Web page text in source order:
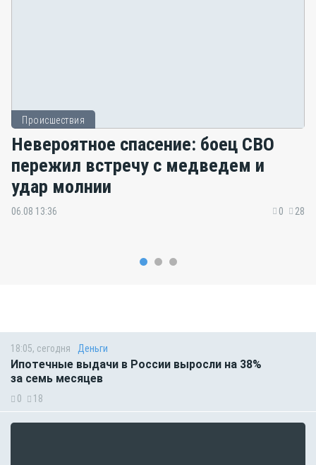
Происшествия
Невероятное спасение: боец СВО
пережил встречу с медведем и
удар молнии
06.08 13:36 0 28
18:05, сегодня Деньги
Ипотечные выдачи в России выросли на 38%
за семь месяцев
0 18